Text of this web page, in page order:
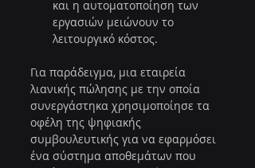
και η αυτοματοποίηση των
εργασιών μειώνουν το
λειτουργικό κόστος.
Για παράδειγμα, μια εταιρεία
λιανικής πώλησης με την οποία
συνεργάστηκα χρησιμοποίησε τα
οφέλη της ψηφιακής
συμβουλευτικής για να εφαρμόσει
ένα σύστημα αποθεμάτων που